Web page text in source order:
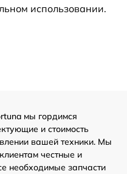
использовании.
мы гордимся
и стоимость
вашей техники. Мы
честные и
необходимые запчасти